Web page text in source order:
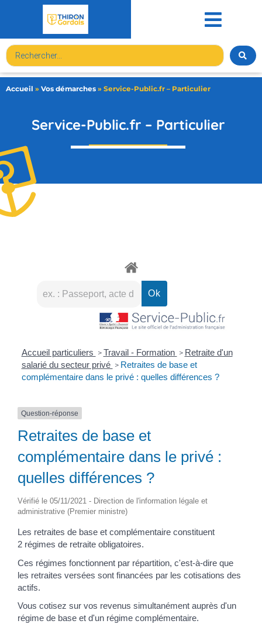
Accueil » Vos démarches » Service-Public.fr – Particulier
Service-Public.fr – Particulier
Accueil particuliers > Travail - Formation > Retraite d'un
salarié du secteur privé > Retraites de base et
complémentaire dans le privé : quelles différences ?
Question-réponse
Retraites de base et
complémentaire dans le privé :
quelles différences ?
Vérifié le 05/11/2021 - Direction de l'information légale et
administrative (Premier ministre)
Les retraites de base et complémentaire constituent
2 régimes de retraite obligatoires.
Ces régimes fonctionnent par répartition, c'est-à-dire que
les retraites versées sont financées par les cotisations des
actifs.
Vous cotisez sur vos revenus simultanément auprès d'un
régime de base et d'un régime complémentaire.